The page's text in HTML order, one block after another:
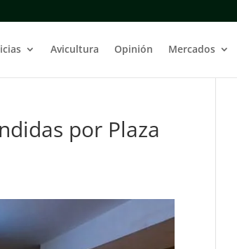
Avicultura Opinión Mercados
por Plaza